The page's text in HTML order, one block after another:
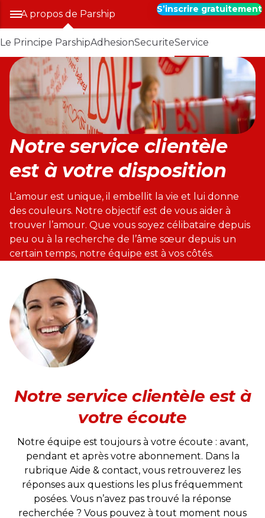
A propos de Parship
Le Principe ParshipAdhesionSecuriteService
S’inscrire gratuitement
Notre service clientèle
est à votre disposition
L’amour est unique, il embellit la vie et lui donne
des couleurs. Notre objectif est de vous aider à
trouver l’amour. Que vous soyez célibataire depuis
peu ou à la recherche de l’âme sœur depuis un
certain temps, notre équipe est à vos côtés.
Notre service clientèle est à
votre écoute
Notre équipe est toujours à votre écoute : avant,
pendant et après votre abonnement. Dans la
rubrique Aide & contact, vous retrouverez les
réponses aux questions les plus fréquemment
posées. Vous n’avez pas trouvé la réponse
recherchée ? Vous pouvez à tout moment nous